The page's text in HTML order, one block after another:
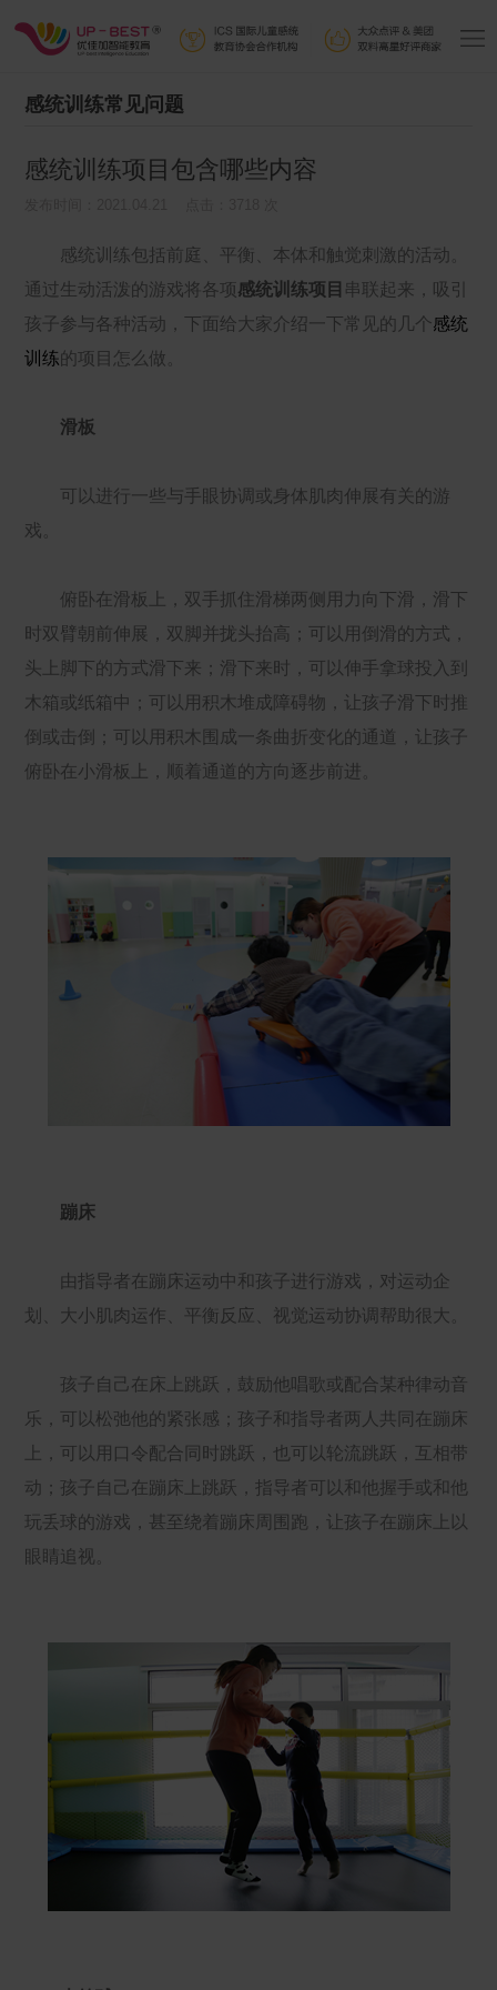
感统训练常见问题
感统训练项目包含哪些内容
感统训练包括前庭、平衡、本体和触觉刺激的活动。
通过生动活泼的游戏将各项感统训练项目 串联起来，吸引
孩子参与各种活动，下面给大家介绍一下常见的几个感统
训练的项目怎么做。
滑板
可以进行一些与手眼协调或身体肌肉伸展有关的游
戏。
俯卧在滑板上，双手抓住滑梯两侧用力向下滑，滑下
时双臂朝前伸展，双脚并拢头抬高；可以用倒滑的方式，
头上脚下的方式滑下来；滑下来时，可以伸手拿球投入到
木箱或纸箱中；可以用积木堆成障碍物，让孩子滑下时推
倒或击倒；可以用积木围成一条曲折变化的通道，让孩子
俯卧在小滑板上，顺着通道的方向逐步前进。
蹦床
由指导者在蹦床运动中和孩子进行游戏，对运动企
划、大小肌肉运作、平衡反应、视觉运动协调帮助很大。
孩子自己在床上跳跃，鼓励他唱歌或配合某种律动音
乐，可以松弛他的紧张感；孩子和指导者两人共同在蹦床
上，可以用口令配合同时跳跃，也可以轮流跳跃，互相带
动；孩子自己在蹦床上跳跃，指导者可以和他握手或和他
玩丢球的游戏，甚至绕着蹦床周围跑，让孩子在蹦床上以
眼睛追视。